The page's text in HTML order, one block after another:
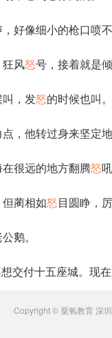
好像细小的枪口喷
风怒号，接着就是倾
，发怒的时候也叫。
，他转过身来坚定
很远的地方翻腾怒
蔺相如怒目圆睁，
鹅。
交付十五座城。现
Copyright © 粟氧教育 深